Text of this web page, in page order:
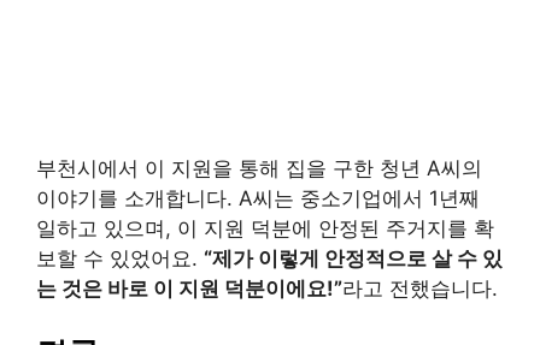
부천시에서 이 지원을 통해 집을 구한 청년 A씨의
이야기를 소개합니다. A씨는 중소기업에서 1년째
일하고 있으며, 이 지원 덕분에 안정된 주거지를 확
보할 수 있었어요. “제가 이렇게 안정적으로 살 수 있
는 것은 바로 이 지원 덕분이에요!”라고 전했습니다.